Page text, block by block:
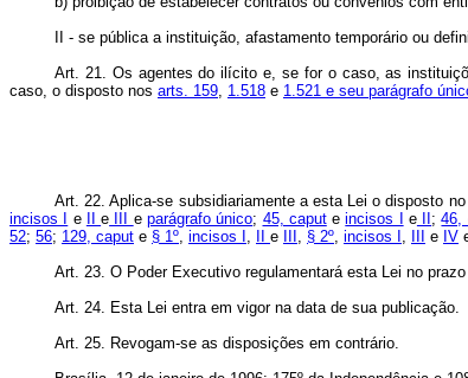
II - se pública a instituição, afastamento temporário ou
Art. 21. Os agentes do ilícito e, se for o caso, as
caso, o disposto nos arts. 159, 1.518 e 1.521 e seu parágrafo
Art. 22. Aplica-se subsidiariamente a esta Lei o disposto no
incisos I
e IIe e parágrafo único; 45, caputeincisos I eII ;46,
52; 56; 129, caput e § 1º, incisos I , e , § 2º, incisos I , e IV
Art. 23. O Poder Executivo regulamentará esta Lei no
Art. 24. Esta Lei entra em vigor na data de sua publicação.
Art. 25. Revogam-se as disposições em contrário.